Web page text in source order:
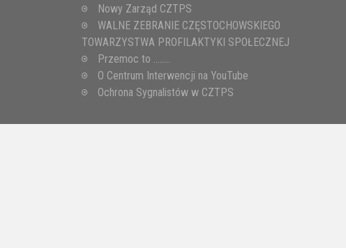
Nowy Zarząd CZTPS
WALNE ZEBRANIE CZĘSTOCHOWSKIEGO
TOWARZYSTWA PROFILAKTYKI SPOŁECZNEJ
Przemoc to ……..
O Centrum Interwencji na YouTube
Ochrona Sygnalistów w CZTPS